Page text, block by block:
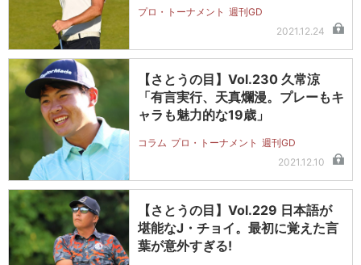
プロ・トーナメント 週刊GD
2021.12.24
【さとうの目】Vol.230 久常涼
「有言実行、天真爛漫。プレーもキ
ャラも魅力的な19歳」
コラム プロ・トーナメント 週刊GD
2021.12.10
【さとうの目】Vol.229 日本語が
堪能なJ・チョイ。最初に覚えた言
葉が意外すぎる!